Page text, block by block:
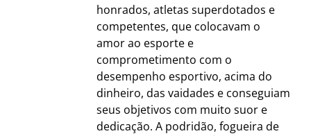
honrados, atletas superdotados e
competentes, que colocavam o
amor ao esporte e
comprometimento com o
desempenho esportivo, acima do
dinheiro, das vaidades e conseguiam
seus objetivos com muito suor e
dedicação. A podridão, fogueira de